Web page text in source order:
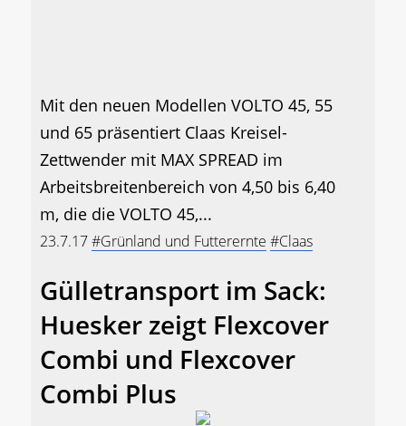
Mit den neuen Modellen VOLTO 45, 55
und 65 präsentiert Claas Kreisel-
Zettwender mit MAX SPREAD im
Arbeitsbreitenbereich von 4,50 bis 6,40
m, die die VOLTO 45,...
23.7.17#Grünland und Futterernte #Claas
Gülletransport im Sack:
Huesker zeigt Flexcover
Combi und Flexcover
Combi Plus